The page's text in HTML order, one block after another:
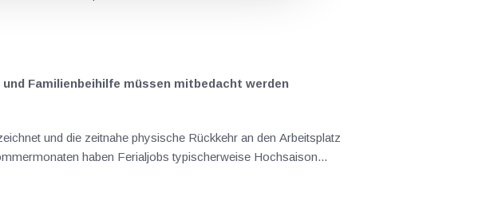
Familienbeihilfe müssen mitbedacht werden
und die zeitnahe physische Rückkehr an den Arbeitsplatz
haben Ferialjobs typischerweise Hochsaison...